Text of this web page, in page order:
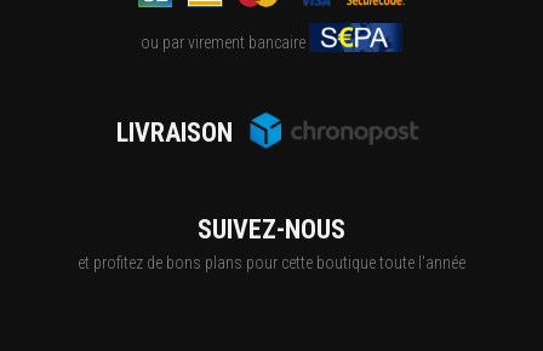
ou par virement bancaire
LIVRAISON
SUIVEZ-NOUS
et profitez de bons plans pour cette boutique toute l'année